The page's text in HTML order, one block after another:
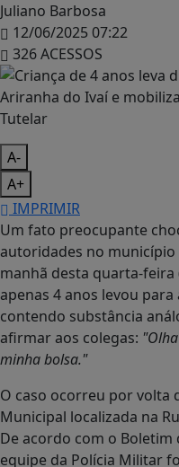
Juliano Barbosa
12/06/2025 07:22
326 ACESSOS
A-
A+
IMPRIMIR
Um fato preocupante
autoridades no
manhã desta quarta-feira
apenas 4 anos levou
contendo substância
afirmar aos colegas:
minha bolsa."
O caso ocorreu por volta
Municipal localizada na
De acordo com o Boletim
equipe da Polícia Militar